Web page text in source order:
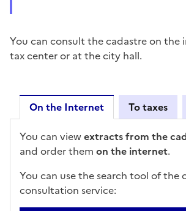
You can consult the cadastre on the
tax center or at the city hall.
On the Internet To taxes
On the Internet
You can viewextracts from the
and order them on the internet.
You can use the search tool of the
consultation service: